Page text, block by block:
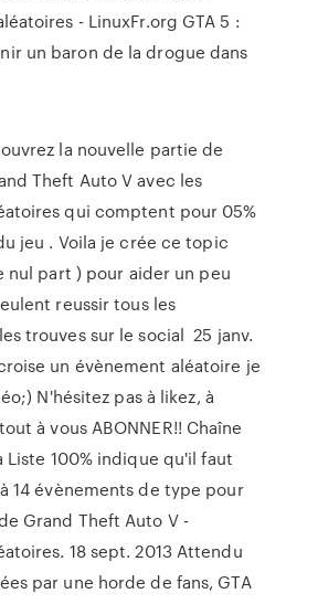
- LinuxFr.org GTA 5 :
un baron de la drogue dans
la nouvelle partie de
Theft Auto V avec les
qui comptent pour 05%
jeu . Voila je crée ce topic
nul part ) pour aider un peu
reussir tous les
trouves sur le social 25 janv.
un évènement aléatoire je
N'hésitez pas à likez, à
à vous ABONNER!! Chaîne
Liste 100% indique qu'il faut
14 évènements de type pour
Grand Theft Auto V -
18 sept. 2013 Attendu
par une horde de fans, GTA